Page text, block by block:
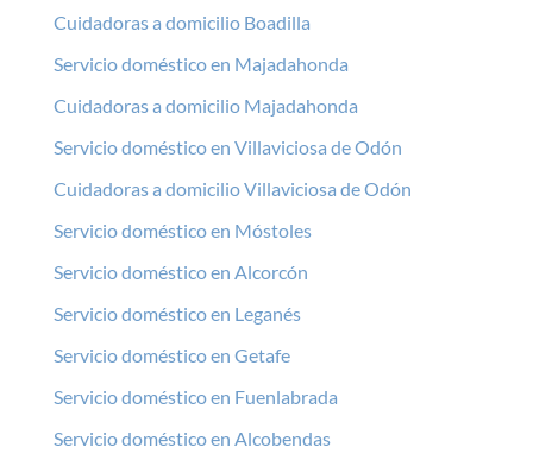
Cuidadoras a domicilio Boadilla
Servicio doméstico en Majadahonda
Cuidadoras a domicilio Majadahonda
Servicio doméstico en Villaviciosa de Odón
Cuidadoras a domicilio Villaviciosa de Odón
Servicio doméstico en Móstoles
Servicio doméstico en Alcorcón
Servicio doméstico en Leganés
Servicio doméstico en Getafe
Servicio doméstico en Fuenlabrada
Servicio doméstico en Alcobendas